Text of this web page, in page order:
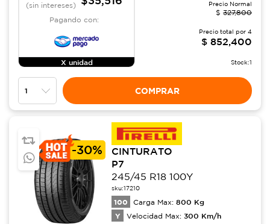
(sin intereses)
Pagando con:
X unidad
Precio Normal
$ 327,800
Precio total por 4
$ 852,400
Stock:1
COMPRAR
-30%
CINTURATO
P7
245/45 R18 100Y
sku:17210
100 Carga Max: 800 Kg
Y Velocidad Max: 300 Km/h